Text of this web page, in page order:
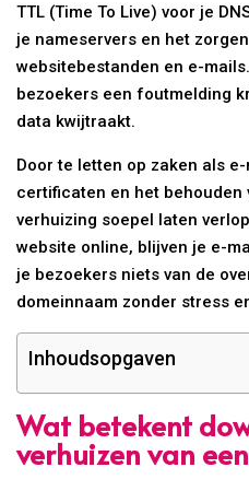
TTL (Time To Live) voor je
je nameservers en het
websitebestanden en e-
bezoekers een foutmelding
data kwijtraakt.
Door te letten op zaken als
certificaten en het behouden
verhuizing soepel laten
website online, blijven je e-
je bezoekers niets van de
domeinnaam zonder stress
Inhoudsopgaven
Wat betekent
verhuizen van